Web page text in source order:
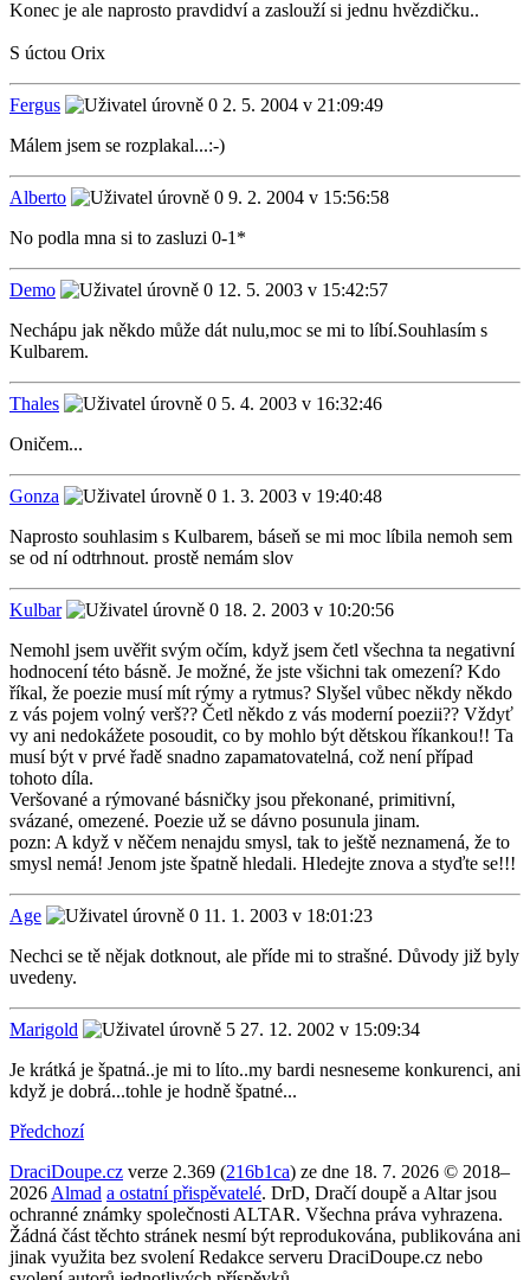
Konec je ale naprosto pravdidví a zaslouží si jednu hvězdičku..
S úctou Orix
Fergus
2. 5. 2004 v 21:09:49
Málem jsem se rozplakal...:-)
Alberto
9. 2. 2004 v 15:56:58
No podla mna si to zasluzi 0-1*
Demo
12. 5. 2003 v 15:42:57
Nechápu jak někdo může dát nulu,moc se mi to líbí.Souhlasím s
Kulbarem.
Thales
5. 4. 2003 v 16:32:46
Oničem...
Gonza
1. 3. 2003 v 19:40:48
Naprosto souhlasim s Kulbarem, báseň se mi moc líbila nemoh sem
se od ní odtrhnout. prostě nemám slov
Kulbar
18. 2. 2003 v 10:20:56
Nemohl jsem uvěřit svým očím, když jsem četl všechna ta negativní
hodnocení této básně. Je možné, že jste všichni tak omezení? Kdo
říkal, že poezie musí mít rýmy a rytmus? Slyšel vůbec někdy někdo
z vás pojem volný verš?? Četl někdo z vás moderní poezii?? Vždyť
vy ani nedokážete posoudit, co by mohlo být dětskou říkankou!! Ta
musí být v prvé řadě snadno zapamatovatelná, což není případ
tohoto díla.
Veršované a rýmované básničky jsou překonané, primitivní,
svázané, omezené. Poezie už se dávno posunula jinam.
pozn: A když v něčem nenajdu smysl, tak to ještě neznamená, že to
smysl nemá! Jenom jste špatně hledali. Hledejte znova a styďte se!!!
Age
11. 1. 2003 v 18:01:23
Nechci se tě nějak dotknout, ale příde mi to strašné. Důvody již byly
uvedeny.
Marigold
27. 12. 2002 v 15:09:34
Je krátká je špatná..je mi to líto..my bardi nesneseme konkurenci, ani
když je dobrá...tohle je hodně špatné...
Předchozí
DraciDoupe.cz verze 2.369 (216b1ca) ze dne 18. 7. 2026 © 2018–
2026 Almad a ostatní přispěvatelé. DrD, Dračí doupě a Altar jsou
ochranné známky společnosti ALTAR. Všechna práva vyhrazena.
Žádná část těchto stránek nesmí být reprodukována, publikována ani
jinak využita bez svolení Redakce serveru DraciDoupe.cz nebo